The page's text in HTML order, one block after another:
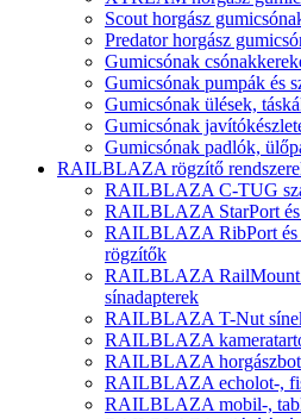
Scout horgász
Predator horgász
Gumicsónak
Gumicsónak pumpák és
Gumicsónak ülések,
Gumicsónak
Gumicsónak padlók,
RAILBLAZA rögzítő
RAILBLAZA C-TUG
RAILBLAZA StarPort és
RAILBLAZA RibPort és
rögzítők
RAILBLAZA RailMount
sínadapterek
RAILBLAZA T-Nut
RAILBLAZA
RAILBLAZA
RAILBLAZA echolot-,
RAILBLAZA mobil-,